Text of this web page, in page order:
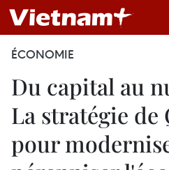
ÉCONOMIE
Du capital au
La stratégie de
pour